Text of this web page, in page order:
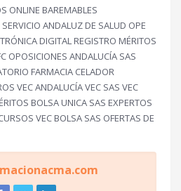
ONLINE BAREMABLES
ANDALUZ DE SALUD OPE
DIGITAL REGISTRO MÉRITOS
OPOSICIONES ANDALUCÍA SAS
FARMACIA CELADOR
VEC ANDALUCÍA VEC SAS VEC
BOLSA UNICA SAS EXPERTOS
VEC BOLSA SAS OFERTAS DE